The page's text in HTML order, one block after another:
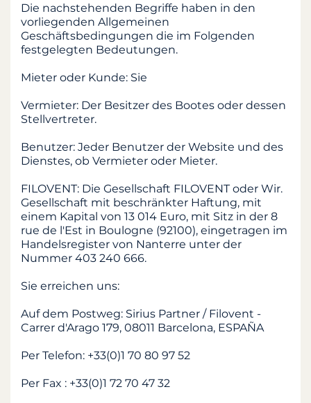
Die nachstehenden Begriffe haben in den
vorliegenden Allgemeinen
Geschäftsbedingungen die im Folgenden
festgelegten Bedeutungen.
Mieter oder Kunde: Sie
Vermieter: Der Besitzer des Bootes oder dessen
Stellvertreter.
Benutzer: Jeder Benutzer der Website und des
Dienstes, ob Vermieter oder Mieter.
FILOVENT: Die Gesellschaft FILOVENT oder Wir.
Gesellschaft mit beschränkter Haftung, mit
einem Kapital von 13 014 Euro, mit Sitz in der 8
rue de l'Est in Boulogne (92100), eingetragen im
Handelsregister von Nanterre unter der
Nummer 403 240 666.
Sie erreichen uns:
Auf dem Postweg: Sirius Partner / Filovent -
Carrer d'Arago 179, 08011 Barcelona, ESPAÑA
Per Telefon: +33(0)1 70 80 97 52
Per Fax : +33(0)1 72 70 47 32